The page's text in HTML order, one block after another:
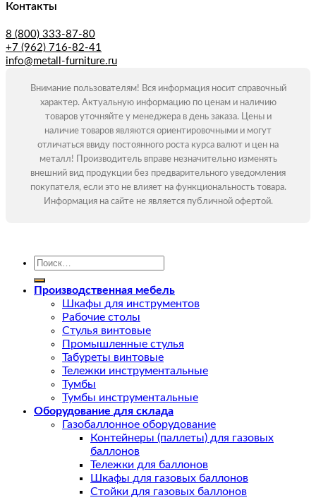
Контакты
8 (800) 333-87-80
+7 (962) 716-82-41
info@metall-furniture.ru
Внимание пользователям! Вся информация носит справочный
характер. Актуальную информацию по ценам и наличию
товаров уточняйте у менеджера в день заказа. Цены и
наличие товаров являются ориентировочными и могут
отличаться ввиду постоянного роста курса валют и цен на
металл! Производитель вправе незначительно изменять
внешний вид продукции без предварительного уведомления
покупателя, если это не влияет на функциональность товара.
Информация на сайте не является публичной офертой.
Искать:
Производственная мебель
Шкафы для инструментов
Рабочие столы
Стулья винтовые
Промышленные стулья
Табуреты винтовые
Тележки инструментальные
Тумбы
Тумбы инструментальные
Оборудование для склада
Газобаллонное оборудование
Контейнеры (паллеты) для газовых
баллонов
Тележки для баллонов
Шкафы для газовых баллонов
Стойки для газовых баллонов